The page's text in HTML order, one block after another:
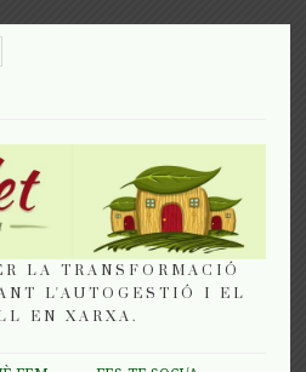
LA TRANSFORMACIÓ
L'AUTOGESTIÓ I EL
EN XARXA.